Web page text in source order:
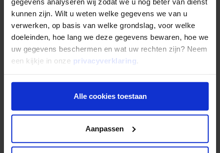
kunnen zijn. Wilt u weten welke gegevens we van u
verwerken, op basis van welke grondslag, voor welke
doeleinden, hoe lang we deze gegevens bewaren, hoe we
uw gegevens beschermen en wat uw rechten zijn? Neem
een kijkje in onze privacyverklaring
Alle cookies toestaan
Aanpassen
...de podcast 'Het Geld en de Stenen'
In de uitzendingen van 'Het Geld en de Stenen' delen
ervaringen over vastgoed financieren.
Gepubliceerd op3 januari 2022